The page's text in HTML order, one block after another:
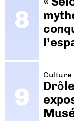
Culture